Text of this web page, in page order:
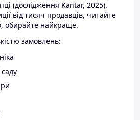
(дослідження Kantar, 2025).
від тисяч продавців, читайте
обирайте найкраще.
замовлень: